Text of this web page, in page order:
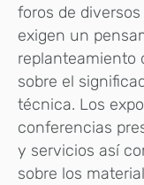
foros de
exigen un
replanteamiento
sobre el
técnica. Los
conferencias
y servicios así
sobre los